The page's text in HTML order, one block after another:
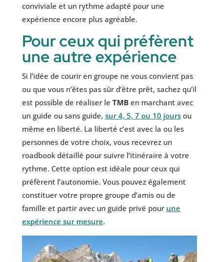
conviviale et un rythme adapté pour une
expérience encore plus agréable.
Pour ceux qui préfèrent
une autre expérience
Si l’idée de courir en groupe ne vous convient pas
ou que vous n’êtes pas sûr d’être prêt, sachez qu’il
est possible de réaliser le TMBen marchant avec
un guide ou sans guide, sur 4, 5, 7 ou 10 joursou
même en liberté. La liberté c’est avec la ou les
personnes de votre choix, vous recevrez un
roadbook détaillé pour suivre l’itinéraire à votre
rythme. Cette option est idéale pour ceux qui
préfèrent l’autonomie. Vous pouvez également
constituer votre propre groupe d’amis ou de
famille et partir avec un guide privé pour une
expérience sur mesure.